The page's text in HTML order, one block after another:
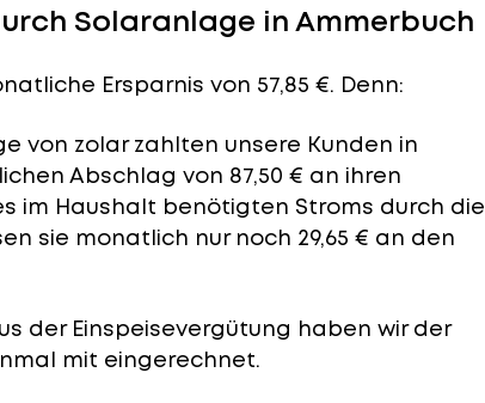
Solaranlage in Ammerbuch
Ersparnis von 57,85 €. Denn:
von zolar zahlten unsere Kunden in
Abschlag von 87,50 € an ihren
im Haushalt benötigten Stroms durch die
sie monatlich nur noch 29,65 € an den
der Einspeisevergütung haben wir der
mit eingerechnet.